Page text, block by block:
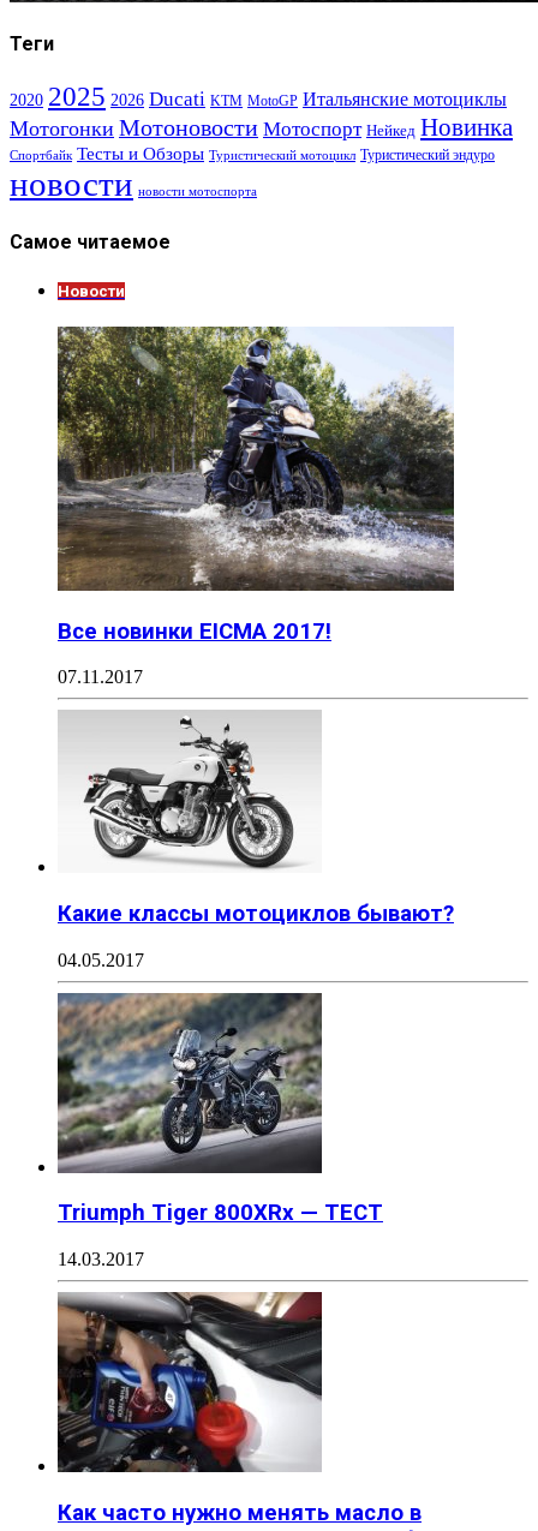
Теги
2020 2025 2026 Ducati KTM MotoGP Итальянские мотоциклы
Мотогонки Мотоновости Мотоспорт Нейкед Новинка
Спортбайк Тесты и Обзоры Туристический мотоцикл Туристический эндуро
новости новости мотоспорта
Самое читаемое
Новости
Все новинки EICMA 2017!
07.11.2017
Какие классы мотоциклов бывают?
04.05.2017
Triumph Tiger 800XRx — ТЕСТ
14.03.2017
Как часто нужно менять масло в